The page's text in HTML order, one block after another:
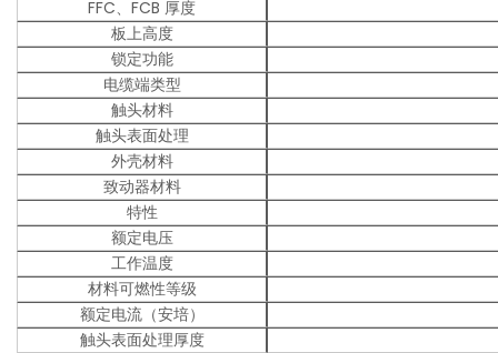
FFC、FCB 厚度
板上高度
锁定功能
电缆端类型
触头材料
触头表面处理
外壳材料
致动器材料
特性
额定电压
工作温度
材料可燃性等级
额定电流（安培）
触头表面处理厚度